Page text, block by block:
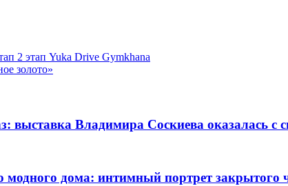
2 этап Yuka Drive Gymkhana
золото»
выставка Владимира Соскиева оказалась с
дома: интимный портрет закрытого